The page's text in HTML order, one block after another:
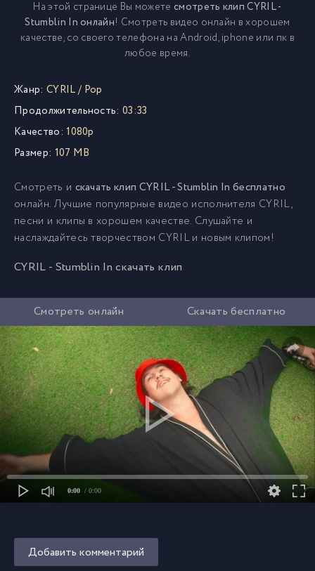
На этой странице Вы можете смотреть клип CYRIL -
Stumblin In онлайн! Смотреть видео онлайн в хорошем
качестве, со своего телефона на Android, iphone или пк в
любое время.
Жанр: CYRIL/ Pop
Продолжительность: 03:33
Качество: 1080p
Размер: 107 MB
Смотреть и скачать клип CYRIL - Stumblin In бесплатно
онлайн. Лучшие популярные видео исполнителя CYRIL,
песни и клипы в хорошем качестве. Слушайте и
наслаждайтесь творчеством CYRIL и новым клипом!
CYRIL - Stumblin In скачать клип
Смотреть онлайн Скачать бесплатно
0:00 / 0:00
Добавить комментарий